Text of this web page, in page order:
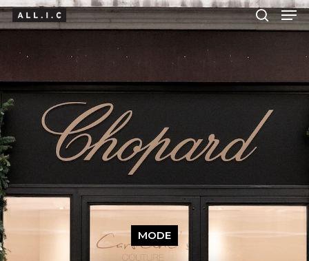
Hit enter to search or ESC to close
MODE